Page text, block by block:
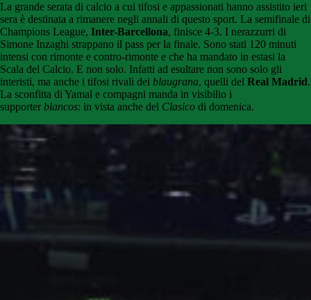
La grande serata di calcio a cui tifosi e appassionati hanno assistito ieri
sera è destinata a rimanere negli annali di questo sport. La semifinale di
Champions League, Inter-Barcellona, finisce 4-3. I nerazzurri di
Simone Inzaghi strappano il pass per la finale. Sono stati 120 minuti
intensi con rimonte e contro-rimonte e che ha mandato in estasi la
Scala del Calcio. E non solo. Infatti ad esultare non sono solo gli
interisti, ma anche i tifosi rivali dei blaugrana, quelli del Real Madrid.
La sconfitta di Yamal e compagni manda in visibilio i
supporter blancos: in vista anche del Clasico di domenica.